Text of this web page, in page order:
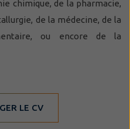
chimique, de la pharmacie,
de la médecine, de la
ou encore de la
LE CV